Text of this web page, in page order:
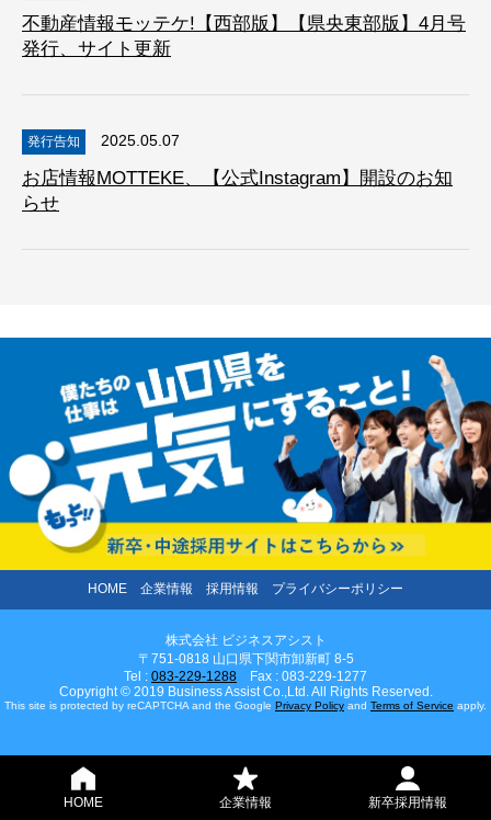
不動産情報モッテケ!【西部版】【県央東部版】4月号
発行、サイト更新
発行告知 2025.05.07
お店情報MOTTEKE、【公式Instagram】開設のお知
らせ
HOME 企業情報 採用情報 プライバシーポリシー
株式会社 ビジネスアシスト
〒751-0818 山口県下関市卸新町 8-5
Tel : 083-229-1288 Fax : 083-229-1277
Copyright © 2019 Business Assist Co.,Ltd. All Rights Reserved.
This site is protected by reCAPTCHA and the Google Privacy Policy and Terms of Service apply.
HOME 企業情報 新卒採用情報